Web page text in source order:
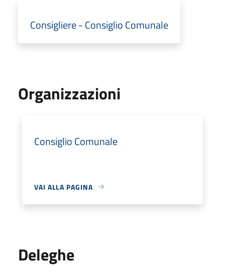
Consigliere - Consiglio Comunale
Organizzazioni
Consiglio Comunale
VAI ALLA PAGINA
Deleghe